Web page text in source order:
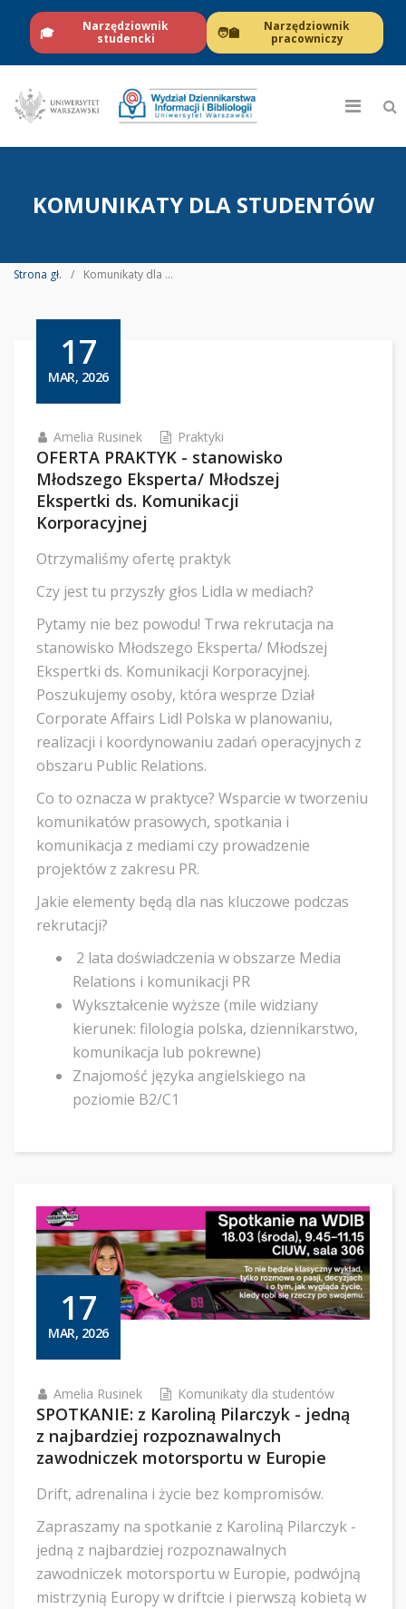
🎓
Narzędziownik
studencki
🧑‍🏫
Narzędziownik
pracowniczy
KOMUNIKATY DLA STUDENTÓW
Strona gł. Komunikaty dla studentów
17
MAR, 2026
Amelia Rusinek Praktyki
OFERTA PRAKTYK - stanowisko
Młodszego Eksperta/ Młodszej
Ekspertki ds. Komunikacji
Korporacyjnej
Otrzymaliśmy ofertę praktyk
Czy jest tu przyszły głos Lidla w mediach?
Pytamy nie bez powodu! Trwa rekrutacja na
stanowisko Młodszego Eksperta/ Młodszej
Ekspertki ds. Komunikacji Korporacyjnej.
Poszukujemy osoby, która wesprze Dział
Corporate Affairs Lidl Polska w planowaniu,
realizacji i koordynowaniu zadań operacyjnych z
obszaru Public Relations.
Co to oznacza w praktyce? Wsparcie w tworzeniu
komunikatów prasowych, spotkania i
komunikacja z mediami czy prowadzenie
projektów z zakresu PR.
Jakie elementy będą dla nas kluczowe podczas
rekrutacji?
2 lata doświadczenia w obszarze Media
Relations i komunikacji PR
Wykształcenie wyższe (mile widziany
kierunek: filologia polska, dziennikarstwo,
komunikacja lub pokrewne)
Znajomość języka angielskiego na
poziomie B2/C1
17
MAR, 2026
Amelia Rusinek Komunikaty dla studentów
SPOTKANIE: z Karoliną Pilarczyk - jedną
z najbardziej rozpoznawalnych
zawodniczek motorsportu w Europie
Drift, adrenalina i życie bez kompromisów.
Zapraszamy na spotkanie z Karoliną Pilarczyk -
jedną z najbardziej rozpoznawalnych
zawodniczek motorsportu w Europie, podwójną
mistrzynią Europy w driftcie i pierwszą kobietą w